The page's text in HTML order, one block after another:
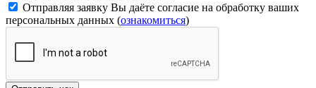
Отправляя заявку Вы даёте согласие на обработку ваших
персональных данных (ознакомиться)